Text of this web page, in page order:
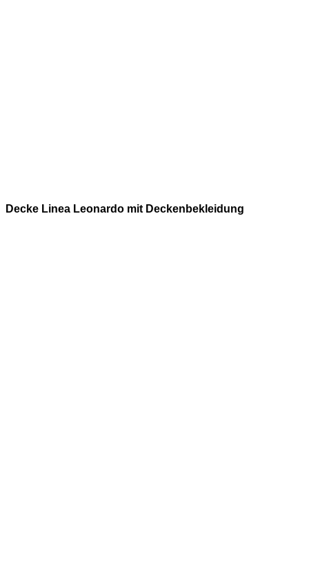
Decke Linea Leonardo mit Deckenbekleidung